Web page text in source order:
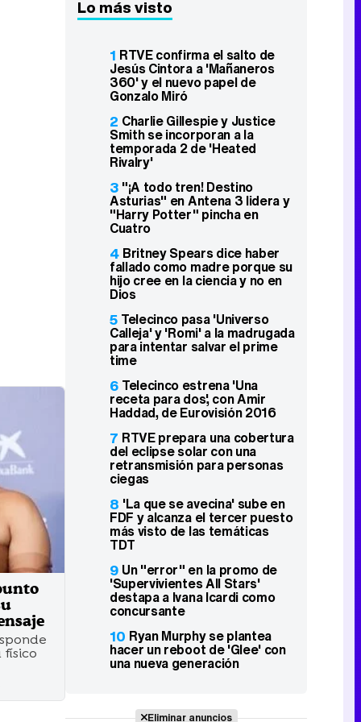
físico
Lo más visto
1 RTVE confirma el salto de
Jesús Cintora a 'Mañaneros
360' y el nuevo papel de
Gonzalo Miró
2 Charlie Gillespie y Justice
Smith se incorporan a la
temporada 2 de 'Heated
Rivalry'
3 "¡A todo tren! Destino
Asturias" en Antena 3 lidera y
"Harry Potter" pincha en
Cuatro
4 Britney Spears dice haber
fallado como madre porque su
hijo cree en la ciencia y no en
Dios
5 Telecinco pasa 'Universo
Calleja' y 'Romi' a la madrugada
para intentar salvar el prime
time
6 Telecinco estrena 'Una
receta para dos', con Amir
Haddad, de Eurovisión 2016
7 RTVE prepara una cobertura
del eclipse solar con una
retransmisión para personas
ciegas
8 'La que se avecina' sube en
FDF y alcanza el tercer puesto
más visto de las temáticas
TDT
9 Un "error" en la promo de
'Supervivientes All Stars'
destapa a Ivana Icardi como
concursante
10 Ryan Murphy se plantea
hacer un reboot de 'Glee' con
una nueva generación
Eliminar anuncios